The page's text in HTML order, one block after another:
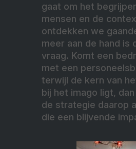
gaat om het
mensen en de
ontdekken we
meer aan de hand is
vraag. Komt een
met een
terwijl de kern van
bij het imago ligt,
de strategie daarop
die een blijvende